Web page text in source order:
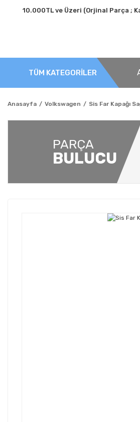
10.000TL ve Üzeri (Orjinal Parça ;
TÜM KATEGORİLER
Anasayfa Volkswagen Sis Far Kapağı
PARÇA
BULUCU